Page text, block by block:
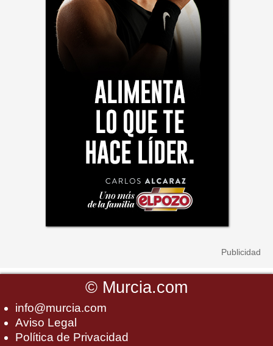
© Murcia.com
info@murcia.com
Aviso Legal
Política de Privacidad